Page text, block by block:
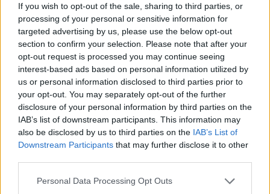
If you wish to opt-out of the sale, sharing to third parties, or
processing of your personal or sensitive information for
targeted advertising by us, please use the below opt-out
section to confirm your selection. Please note that after your
opt-out request is processed you may continue seeing
interest-based ads based on personal information utilized by
us or personal information disclosed to third parties prior to
your opt-out. You may separately opt-out of the further
disclosure of your personal information by third parties on the
IAB’s list of downstream participants. This information may
also be disclosed by us to third parties on the IAB’s List of
Downstream Participants that may further disclose it to other
Personal Data Processing Opt Outs
στη συνέχεια έπαιξε στην Καστοριά (1977-80), προτού
αγωνιστεί αρχικά για μία πενταετία στον Ολυμπιακό (1980-85)
και φορέσει άλλα τόσα χρόνια τη φανέλα του Παναθηναϊκού
(1985-90), ενώ τελευταίος σταθμός της καριέρας του ήταν ο
Αθηναϊκός (1990-92).
Θρήνος: Πέθανε εντελώς ξαφνικά
Σε εξαιρετική κατάσταση